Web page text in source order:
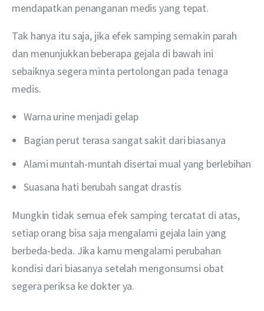
mendapatkan penanganan medis yang tepat.
Tak hanya itu saja, jika efek samping semakin parah
dan menunjukkan beberapa gejala di bawah ini
sebaiknya segera minta pertolongan pada tenaga
medis.
Warna urine menjadi gelap
Bagian perut terasa sangat sakit dari biasanya
Alami muntah-muntah disertai mual yang berlebihan
Suasana hati berubah sangat drastis
Mungkin tidak semua efek samping tercatat di atas,
setiap orang bisa saja mengalami gejala lain yang
berbeda-beda. Jika kamu mengalami perubahan
kondisi dari biasanya setelah mengonsumsi obat
segera periksa ke dokter ya.